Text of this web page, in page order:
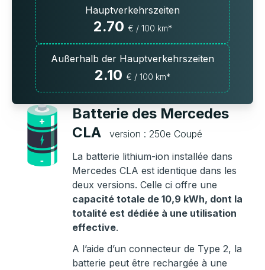
Hauptverkehrszeiten
2.70 € / 100 km*
Außerhalb der Hauptverkehrszeiten
2.10 € / 100 km*
Batterie des Mercedes
CLA
version : 250e Coupé
La batterie lithium-ion installée dans
Mercedes CLA est identique dans les
deux versions. Celle ci offre une
capacité totale de 10,9 kWh, dont la
totalité est dédiée à une utilisation
effective.
A l’aide d’un connecteur de Type 2, la
batterie peut être rechargée à une